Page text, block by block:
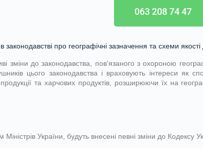
063 208 74 47
законодавстві про географічні зазначення та схеми
зміни до законодавства, пов'язаного з охороною
цього законодавства і враховують інтереси
та харчових продуктів, розширюючи їх на
України, будуть внесені певні зміни до